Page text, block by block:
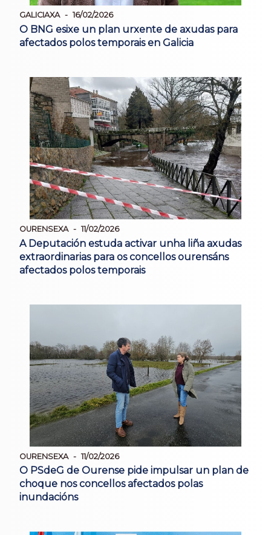
GALICIAXA 16/02/2026
O BNG esixe un plan urxente de axudas para
afectados polos temporais en Galicia
OURENSEXA 11/02/2026
A Deputación estuda activar unha liña axudas
extraordinarias para os concellos ourensáns
afectados polos temporais
OURENSEXA 11/02/2026
O PSdeG de Ourense pide impulsar un plan de
choque nos concellos afectados polas
inundacións